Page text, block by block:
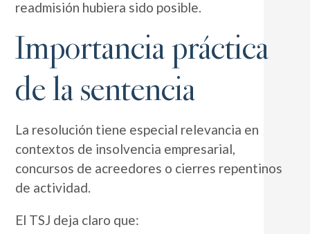
readmisión hubiera sido posible.
Importancia práctica
de la sentencia
La resolución tiene especial relevancia en
contextos de insolvencia empresarial,
concursos de acreedores o cierres repentinos
de actividad.
El TSJ deja claro que: